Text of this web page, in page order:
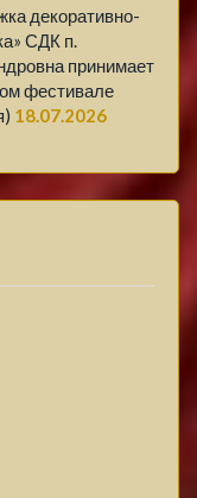
декоративно-
СДК п.
принимает
фестивале
18.07.2026